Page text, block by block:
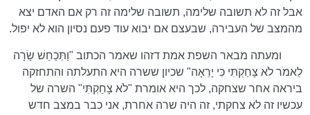
אבל זה לא תשובה שלימה, תשובה שלימה זה רק אם האדם יצא
מהמצב של העבירה, שבעצם אם יבוא עוד פעם נסיון הוא לא יפול.
ומעתה מבאר השפת אמת דזהו שאמר הכתוב "וַתְּכַחֵשׁ שָׂרָה
לֵאמֹר לֹא צָחַקְתִּי כִּי יָרֵאָה" שכיון ששרה היא התעלתה והתחזקה
ביראה אחר שצחקה, לכך היא אומרת "לֹא צָחַקְתִּי" השרה של
עכשיו זה לא צחקתי, זה היה שרה אחרת, אני כבר במצב חדש